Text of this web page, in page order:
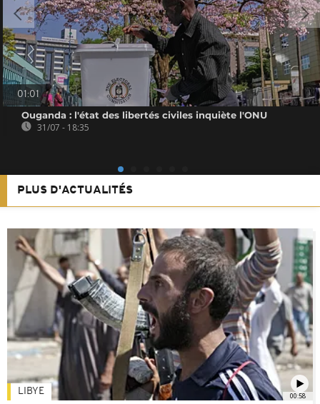
01:01
Ouganda : l'état des libertés civiles inquiète l'ONU
31/07 - 18:35
PLUS D'ACTUALITÉS
00:58
LIBYE